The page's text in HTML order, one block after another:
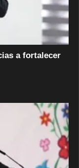
a fortalecer